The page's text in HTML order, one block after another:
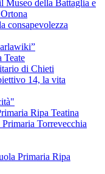
Museo della Battaglia e
consapevolezza
Teate
di Chieti
14, la vita
Ripa Teatina
Torrevecchia
Primaria Ripa